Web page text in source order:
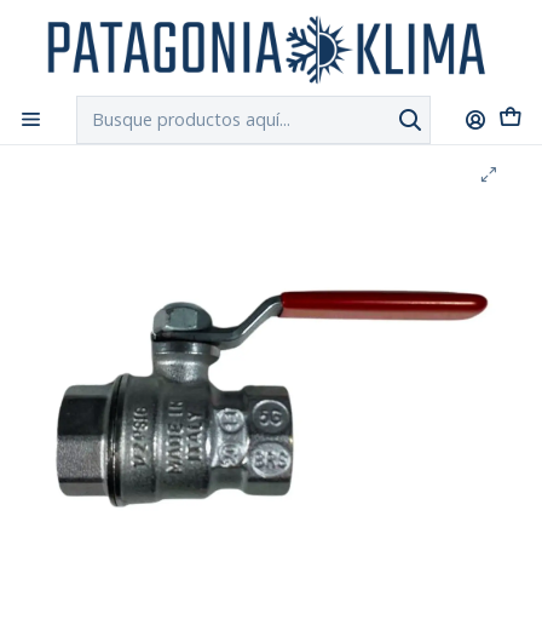
Chilexpress
Inicio Ferretería
Valvula de Bola 1/2" HI-HI Palanca Roja Giacomini